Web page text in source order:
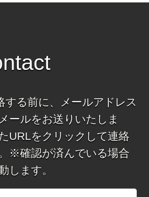
する前に、メールアドレス
ールをお送りいたしま
URLをクリックして連絡
※確認が済んでいる場合
します。